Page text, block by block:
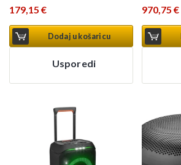
179,15 €
Dodaj u košaricu
Usporedi
970,75€